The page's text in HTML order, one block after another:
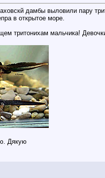
дамбы выловили пару
в открытое море.
тритонихам мальчика!
Дякую